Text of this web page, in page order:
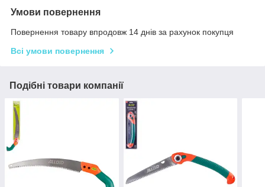
Умови повернення
Повернення товару впродовж 14 днів за рахунок покупця
Всі умови повернення
Подібні товари компанії